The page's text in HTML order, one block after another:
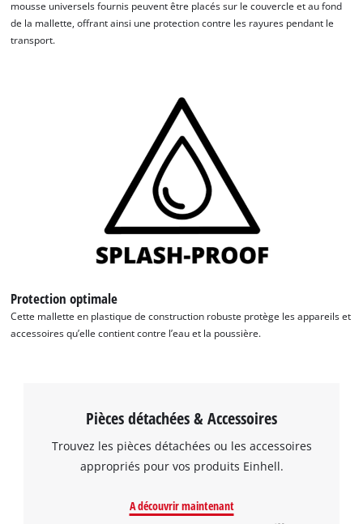
to trackers that are not disclosed to the
visitor. The website owner needs to setup
the site with their CMP to add this content
to the list of technologies used.
Powered by
Usercentrics Consent
Management Platform
mousse universels fournis peuvent être placés sur le couvercle et au fond
de la mallette, offrant ainsi une protection contre les rayures pendant le
transport.
Protection optimale
Cette mallette en plastique de construction robuste protège les appareils et
accessoires qu’elle contient contre l’eau et la poussière.
Pièces détachées & Accessoires
Trouvez les pièces détachées ou les accessoires
appropriés pour vos produits Einhell.
A découvrir maintenant